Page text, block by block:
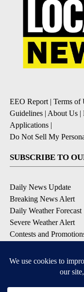
EEO Report| Terms of
Guidelines | About Us |
Applications |
Do Not Sell My
SUBSCRIBE TO
Daily News Update
Breaking News Alert
Daily Weather Forecast
Severe Weather Alert
Contests and